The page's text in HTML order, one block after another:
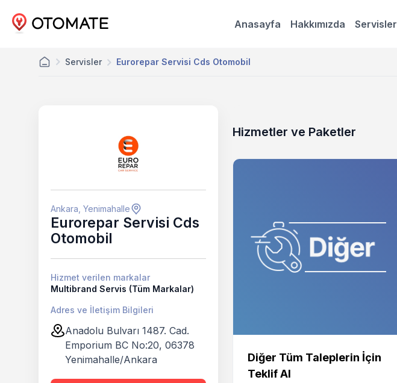
Anasayfa Hakkımızda Servisler
Servisler Eurorepar Servisi Cds Otomobil
Ankara, Yenimahalle
Eurorepar Servisi Cds
Otomobil
Hizmet verilen markalar
Multibrand Servis (Tüm Markalar)
Adres ve İletişim Bilgileri
Anadolu Bulvarı 1487. Cad.
Emporium BC No:20, 06378
Yenimahalle/Ankara
Hizmetler ve Paketler
Diğer Tüm Taleplerin İçin
Teklif Al